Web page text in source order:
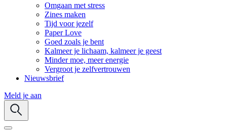
Omgaan met stress
Zines maken
Tijd voor jezelf
Paper Love
Goed zoals je bent
Kalmeer je lichaam, kalmeer je geest
Minder moe, meer energie
Vergroot je zelfvertrouwen
Nieuwsbrief
Meld je aan